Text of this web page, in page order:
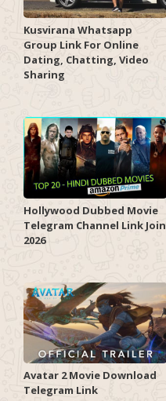
Kusvirana Whatsapp
Group Link For Online
Dating, Chatting, Video
Sharing
Hollywood Dubbed Movie
Telegram Channel Link Join
2026
Avatar 2 Movie Download
Telegram Link